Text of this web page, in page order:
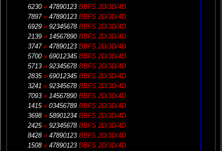
6230» 47890123 BBFS 2D/3D/4D
7897» 47890123 BBFS 2D/3D/4D
6929 » 92345678BBFS 2D/3D/4D
2139 » 14567890BBFS 2D/3D/4D
3747» 47890123 BBFS 2D/3D/4D
5700» 69012345BBFS 2D/3D/4D
5713 » 92345678BBFS 2D/3D/4D
2835» 69012345BBFS 2D/3D/4D
3241 » 92345678BBFS 2D/3D/4D
7093 » 14567890BBFS 2D/3D/4D
1415» 03456789 BBFS 2D/3D/4D
3698» 58901234 BBFS 2D/3D/4D
2425» 92345678BBFS 2D/3D/4D
8428» 47890123 BBFS 2D/3D/4D
1508» 47890123 BBFS 2D/3D/4D